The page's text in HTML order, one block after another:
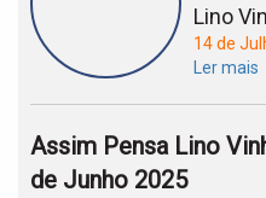
Lino
14 de
Ler mais
Assim Pensa Lino
de Junho 2025